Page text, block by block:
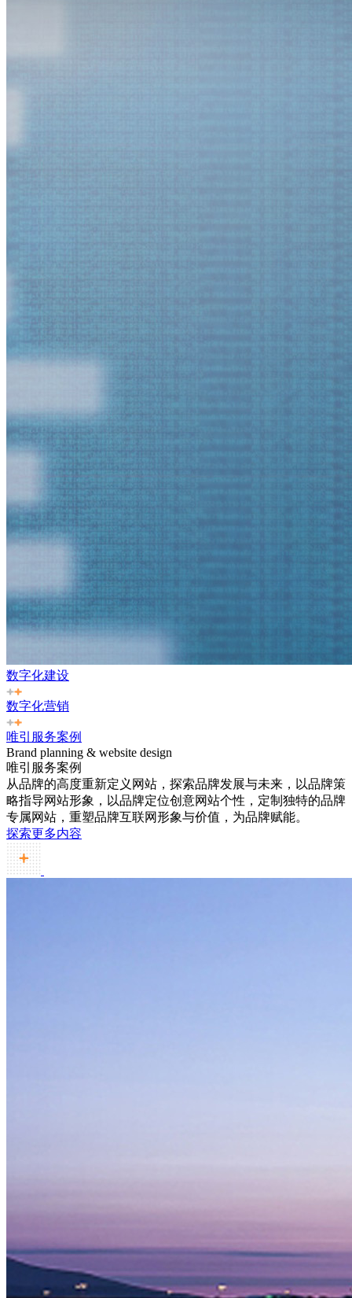
数字化建设
数字化营销
唯引服务案例
Brand planning & website design
唯引服务案例
从品牌的高度重新定义网站，探索品牌发展与未来，以品牌策
略指导网站形象，以品牌定位创意网站个性，定制独特的品牌
专属网站，重塑品牌互联网形象与价值，为品牌赋能。
探索更多内容